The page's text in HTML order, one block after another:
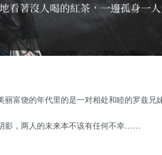
富饶的年代里的是一对相处和睦的罗兹兄妹
影，两人的未来本不该有任何不幸……